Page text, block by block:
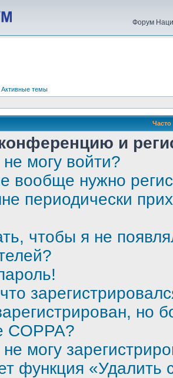
Форум
Активные темы
и
могу войти?
вообще нужно
периодически
чтобы я не
но
COPPA?
могу
функция «Удалить